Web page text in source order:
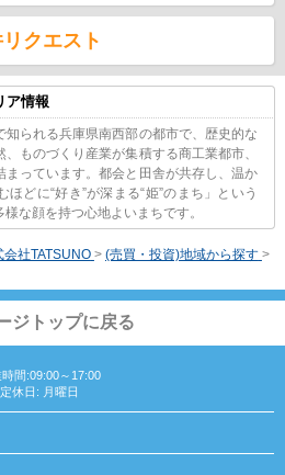
クエスト
ア情報
られる兵庫県南西部の都市で、歴史的な
ものづくり産業が集積する商工業都市、
まっています。都会と田舎が共存し、温か
どに“好き”が深まる“姫”のまち」という
な顔を持つ心地よいまちです。
社TATSUNO > (売買・投資)地域から探す >
ジトップに戻る
間:09:00～17:00
定休日: 月曜日